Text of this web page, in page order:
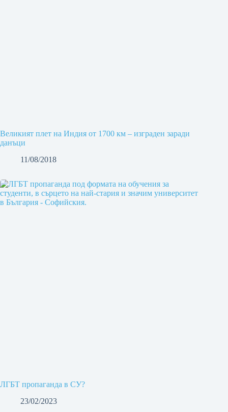
Великият плет на Индия от 1700 км – изграден заради
данъци
11/08/2018
ЛГБТ пропаганда в СУ?
23/02/2023